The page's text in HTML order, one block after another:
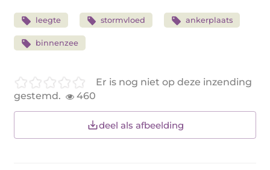
leegte stormvloed ankerplaats
binnenzee
Er is nog niet op deze inzending
gestemd.
460
deel als afbeelding